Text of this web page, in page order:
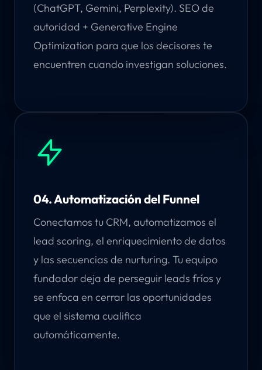
(ChatGPT, Gemini, Perplexity). SEO de
autoridad + Generative Engine
Optimization para que los decisores te
encuentren cuando investigan soluciones.
04. Automatización del Funnel
Conectamos tu CRM, automatizamos el
lead scoring, el enriquecimiento de datos
y las secuencias de nurturing. Tu equipo
fundador deja de perseguir leads fríos y
se enfoca en cerrar las oportunidades
que el sistema cualifica
automáticamente.